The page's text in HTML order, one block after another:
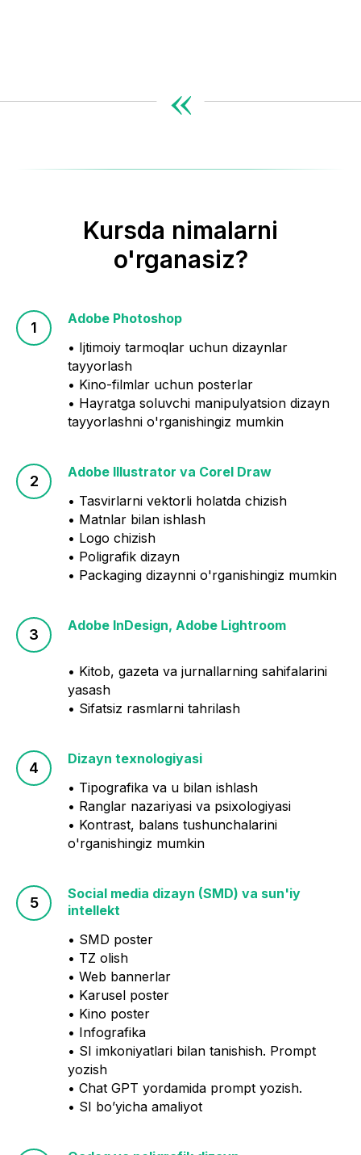
«
Kursda nimalarni
o'rganasiz?
Adobe Photoshop
• Ijtimoiy tarmoqlar uchun dizaynlar
tayyorlash
• Kino-filmlar uchun posterlar
• Hayratga soluvchi manipulyatsion dizayn
tayyorlashni o'rganishingiz mumkin
Adobe Illustrator va Corel Draw
• Tasvirlarni vektorli holatda chizish
• Matnlar bilan ishlash
• Logo chizish
• Poligrafik dizayn
• Packaging dizaynni o'rganishingiz mumkin
Adobe InDesign, Adobe Lightroom
• Kitob, gazeta va jurnallarning sahifalarini
yasash
• Sifatsiz rasmlarni tahrilash
Dizayn texnologiyasi
• Tipografika va u bilan ishlash
• Ranglar nazariyasi va psixologiyasi
• Kontrast, balans tushunchalarini
o'rganishingiz mumkin
Social media dizayn (SMD) va sun'iy
intellekt
• SMD poster
• TZ olish
• Web bannerlar
• Karusel poster
• Kino poster
• Infografika
• SI imkoniyatlari bilan tanishish. Prompt
yozish
• Chat GPT yordamida prompt yozish.
• SI bo’yicha amaliyot